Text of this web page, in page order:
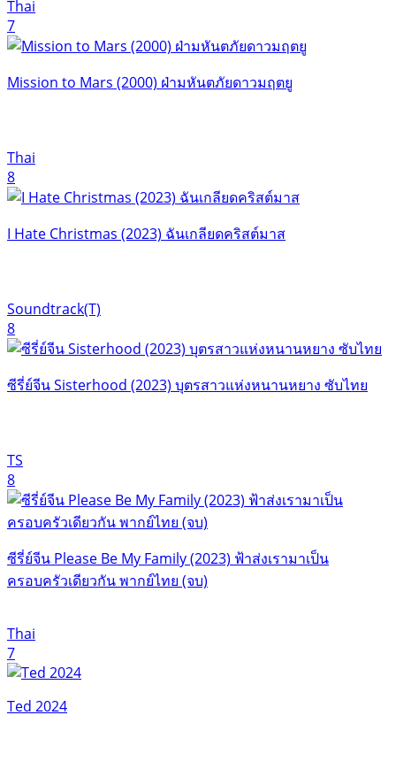
Thai
7
Mission to Mars (2000) ฝ่ามหันตภัยดาวมฤตยู
Thai
8
I Hate Christmas (2023) ฉันเกลียดคริสต์มาส
Soundtrack(T)
8
ซีรี่ย์จีน Sisterhood (2023) บุตรสาวแห่งหนานหยาง ซับไทย
TS
8
ซีรี่ย์จีน Please Be My Family (2023) ฟ้าส่งเรามาเป็น
ครอบครัวเดียวกัน พากย์ไทย (จบ)
Thai
7
Ted 2024